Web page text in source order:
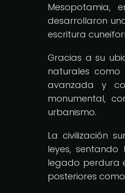
Mesopotamia,
desarrollaron
escritura
Gracias a su
naturales
avanzada y
monumental,
urbanismo.
La civilización
leyes,
legado perdura
posteriores